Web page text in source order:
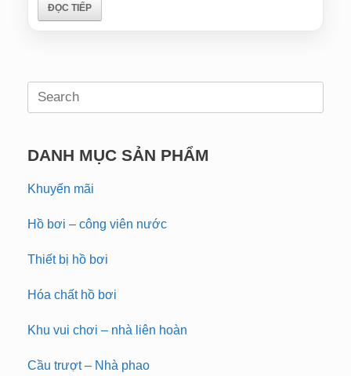
ĐỌC TIẾP
Search
DANH MỤC SẢN PHẨM
Khuyến mãi
Hồ bơi – công viên nước
Thiết bị hồ bơi
Hóa chất hồ bơi
Khu vui chơi – nhà liên hoàn
Cầu trượt – Nhà phao